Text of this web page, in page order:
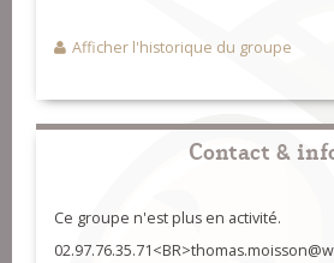
Afficher l'historique du groupe
Contact &
Ce groupe n'est plus en activité.